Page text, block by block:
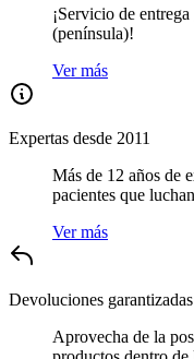
¡Servicio de
(península)!
Ver más
Expertas desde 2011
Más de 12 años de
pacientes que
Ver más
Devoluciones garantizadas
Aprovecha de la